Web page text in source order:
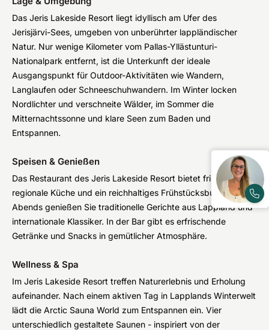
Das Jeris Lakeside Resort liegt idyllisch am Ufer des
Jerisjärvi-Sees, umgeben von unberührter lappländischer
Natur. Nur wenige Kilometer vom Pallas-Yllästunturi-
Nationalpark entfernt, ist die Unterkunft der ideale
Ausgangspunkt für Outdoor-Aktivitäten wie Wandern,
Langlaufen oder Schneeschuhwandern. Im Winter locken
Nordlichter und verschneite Wälder, im Sommer die
Mitternachtssonne und klare Seen zum Baden und
Entspannen.
Speisen & Genießen
Das Restaurant des Jeris Lakeside Resort bietet frische,
regionale Küche und ein reichhaltiges Frühstücksbuffet.
Abends genießen Sie traditionelle Gerichte aus Lappland und
internationale Klassiker. In der Bar gibt es erfrischende
Getränke und Snacks in gemütlicher Atmosphäre.
Wellness & Spa
Im Jeris Lakeside Resort treffen Naturerlebnis und Erholung
aufeinander. Nach einem aktiven Tag in Lapplands Winterwelt
lädt die Arctic Sauna World zum Entspannen ein. Vier
unterschiedlich gestaltete Saunen - inspiriert von der